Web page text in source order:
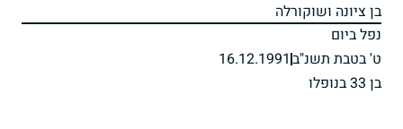
בן ציונה ושוקורלה
נפל ביום
ט' בטבת תשנ"ב 16.12.1991
בן 33 בנופלו